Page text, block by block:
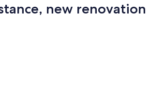
new renovation